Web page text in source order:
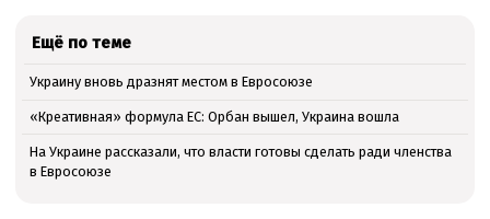
Ещё по теме
Украину вновь дразнят местом в Евросоюзе
«Креативная» формула ЕС: Орбан вышел, Украина вошла
На Украине рассказали, что власти готовы сделать ради членства
в Евросоюзе